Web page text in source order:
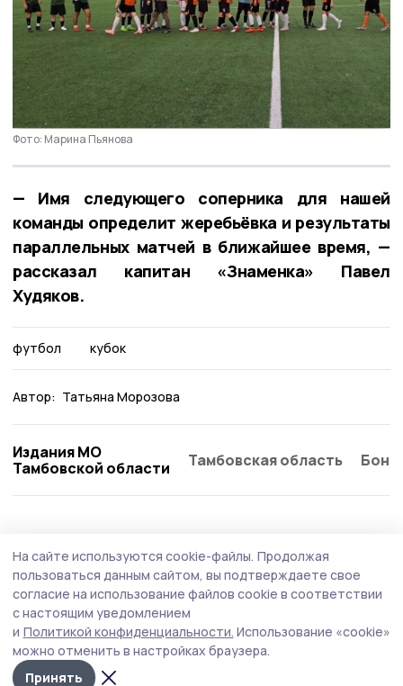
Фото: Марина Пьянова
— Имя следующего соперника для нашей
команды определит жеребьёвка и результаты
параллельных матчей в ближайшее время, —
рассказал капитан «Знаменка» Павел
Худяков.
футбол кубок
Автор: Татьяна Морозова
Издания МО
Тамбовской области
Тамбовская область
Юные знаменские спортсмены
превратились в водоносов и официантов
(фото)
В лагере Знаменской детско-юношеской спортивной
школы прошли «Весёлые старты».
На сайте используются cookie-файлы. Продолжая
пользоваться данным сайтом, вы подтверждаете свое
согласие на использование файлов cookie в соответствии
с настоящим уведомлением
и Политикой конфиденциальности. Использование «cookie»
можно отменить в настройках браузера.
Принять